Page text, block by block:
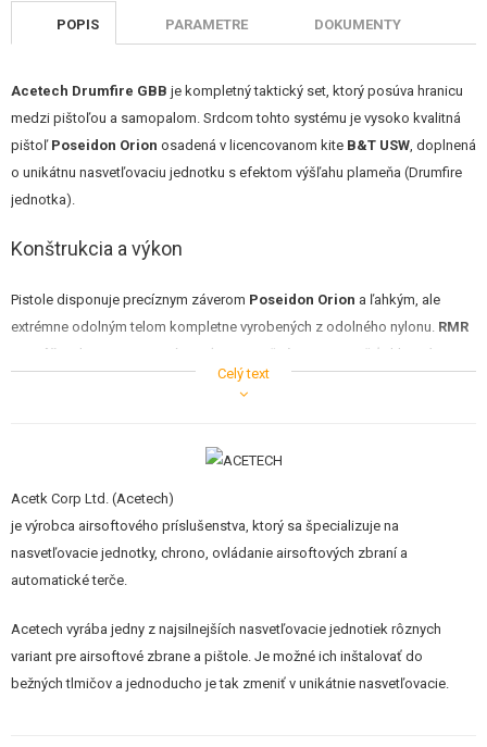
POPIS PARAMETRE DOKUMENTY
Acetech Drumfire GBB je kompletný taktický set, ktorý posúva hranicu
medzi pištoľou a samopalom. Srdcom tohto systému je vysoko kvalitná
pištoľ Poseidon Orion osadená v licencovanom kite B&T USW, doplnená
o unikátnu nasvetľovaciu jednotku s efektom výšľahu plameňa (Drumfire
jednotka).
Konštrukcia a výkon
Pistole disponuje precíznym záverom Poseidon Orion a ľahkým, ale
extrémne odolným telom kompletne vyrobených z odolného nylonu. RMR
monáž
na hornej strane záveru (nie je možné pritom použiť sklopnú
pažbu) alebo RIS lišta na sklopnej pažbe umožňujú jednoduchú inštaláciu
Drumfire robí nebezpečného protivníka v CQB scenároch.
Konverzný kit B&T USW
je vyrobený z polyméru vystuženého sklenými
vláknami a nesie
oficiálne razenie a logá B&T. Sklopná pažba
umožňuje bleskovú zmenu z kompaktnej pištole na stabilnú platformu pre
Integrovaná nasvetľovacia jednotka Drumfire s
efektom plameňa
Celý text
Acetk Corp Ltd. (Acetech)
je výrobca airsoftového príslušenstva, ktorý sa špecializuje na
nasvetľovacie jednotky, chrono, ovládanie airsoftových zbraní a
automatické terče.
Acetech vyrába jedny z najsilnejších nasvetľovacie jednotiek rôznych
variant pre airsoftové zbrane a pištole. Je možné ich inštalovať do
bežných tlmičov a jednoducho je tak zmeniť v unikátnie nasvetľovacie.